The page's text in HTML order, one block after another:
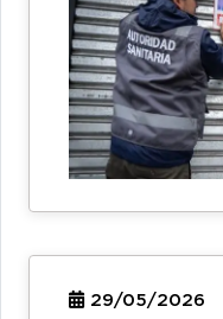
29/05/2026